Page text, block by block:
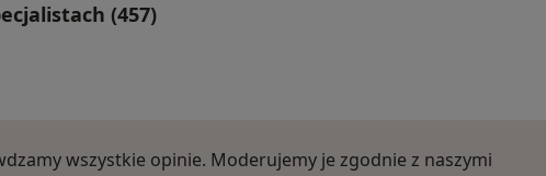
(457)
wszystkie opinie. Moderujemy je zgodnie z naszymi